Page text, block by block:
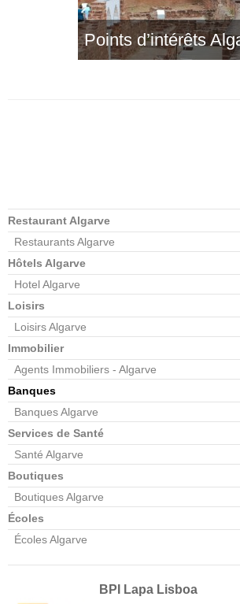
Points d’intérêts
Restaurant Algarve
Restaurants Algarve
Hôtels Algarve
Hotel Algarve
Loisirs
Loisirs Algarve
Immobilier
Agents Immobiliers - Algarve
Banques
Banques Algarve
Services de Santé
Santé Algarve
Boutiques
Boutiques Algarve
Écoles
Écoles Algarve
BPI Lapa Lisboa